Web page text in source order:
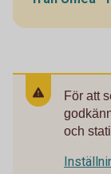
För att
och